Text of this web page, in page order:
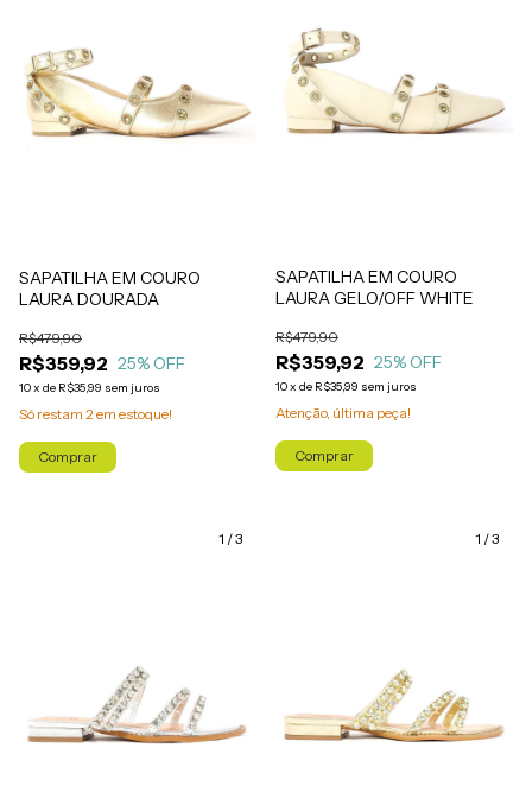
SAPATILHA EM COURO
LAURA DOURADA
R$359,92
R$479,90
25% OFF
10x de R$35,99 sem juros
Só restam 2 em estoque!
Comprar
SAPATILHA EM COURO
LAURA GELO/OFF WHITE
R$359,92
R$479,90
25% OFF
10x de R$35,99 sem juros
Atenção, última peça!
Comprar
1 /3 1 /3